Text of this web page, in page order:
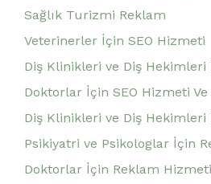
Sağlık Turizmi Reklam
Veterinerler İçin SEO Hizmeti
Diş Klinikleri ve Diş
Doktorlar İçin SEO Hizmeti Ve
Diş Klinikleri ve Diş Hekimleri
Psikiyatri ve Psikologlar İçin
Doktorlar İçin Reklam Hizmeti